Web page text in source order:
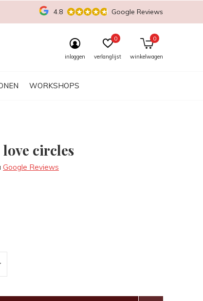
WORKSHOPS
inloggen verlanglijst
0
winkelwagen
0
4.8 Google Reviews
circles
Google Reviews